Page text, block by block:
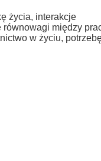
życia, interakcje
równowagi między
w życiu,